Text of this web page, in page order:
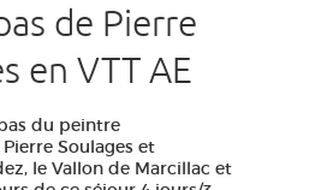
de Pierre
en VTT AE
du peintre
Soulages et
le Vallon de Marcillac et